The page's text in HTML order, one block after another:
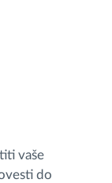
vaše
do